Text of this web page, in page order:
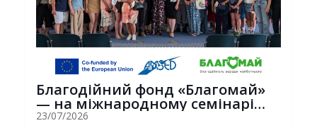
Благодійний фонд «Благомай»
— на міжнародному семінарі
Erasmus+ у С...
23/07/2026